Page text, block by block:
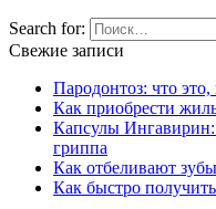
Search for:
Свежие записи
Пародонтоз: что
Как приобрести
Капсулы Ингавирин:
гриппа
Как отбеливают зубы
Как быстро